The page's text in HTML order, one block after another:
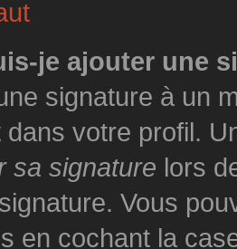
je ajouter une
signature à un
dans votre profil.
sa signature lors
Vous
en cochant la